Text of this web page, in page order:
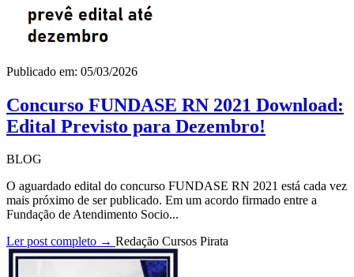
Publicado em: 05/03/2026
Concurso FUNDASE RN 2021 Download:
Edital Previsto para Dezembro!
BLOG
O aguardado edital do concurso FUNDASE RN 2021 está cada vez
mais próximo de ser publicado. Em um acordo firmado entre a
Fundação de Atendimento Socio...
Ler post completo → Redação Cursos Pirata